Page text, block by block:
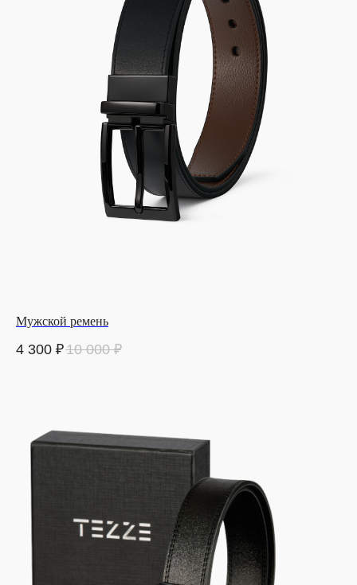
Мужской ремень
4 300 ₽10 000 ₽